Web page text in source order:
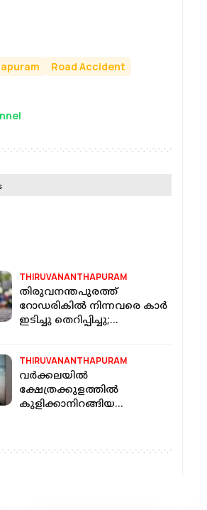
Road Accident
THIRUVANANTHAPURAM
തിരുവനന്തപുരത്ത്
റോഡരികില്‍ നിന്നവരെ കാര്‍
ഇടിച്ചു തെറിപ്പിച്ചു;
THIRUVANANTHAPURAM
വർക്കലയിൽ
ക്ഷേത്രക്കുളത്തിൽ
കുളിക്കാനിറങ്ങിയ